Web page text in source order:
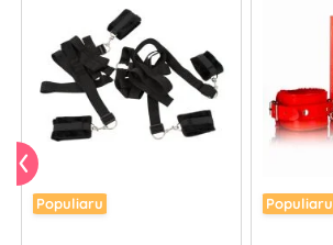
Populiaru Populiaru